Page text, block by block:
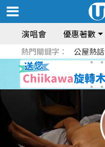
演唱會 優惠著數
熱門關鍵字： 公屋熱話